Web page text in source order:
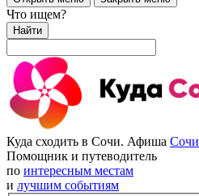
Что ищем?
Найти
Куда сходить в Сочи. Афиша Сочи
Помощник и путеводитель
по интересным местам
и лучшим событиям